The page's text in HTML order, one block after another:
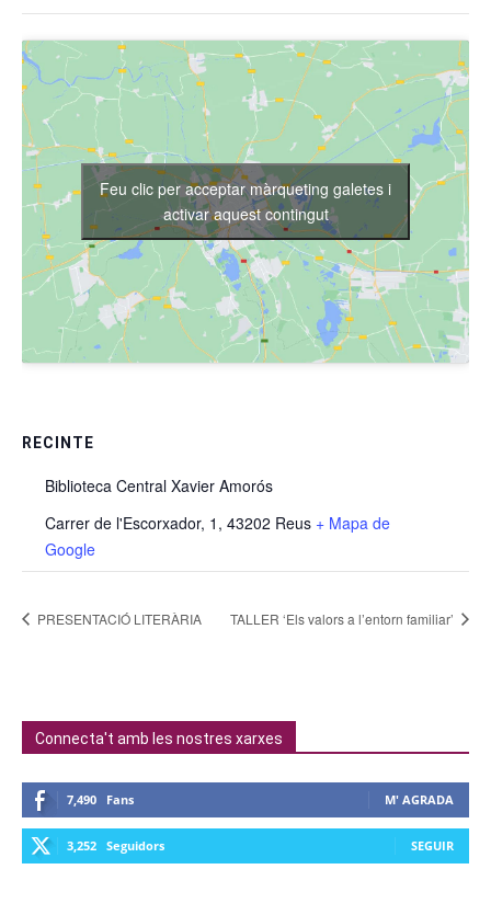
RECINTE
Biblioteca Central Xavier Amorós
Carrer de l'Escorxador, 1, 43202 Reus + Mapa de
Google
Feu clic per acceptar màrqueting galetes i
activar aquest contingut
PRESENTACIÓ LITERÀRIA TALLER ‘Els valors a l’entorn familiar’
Connecta't amb les nostres xarxes
7,490 Fans M' AGRADA
3,252 Seguidors SEGUIR